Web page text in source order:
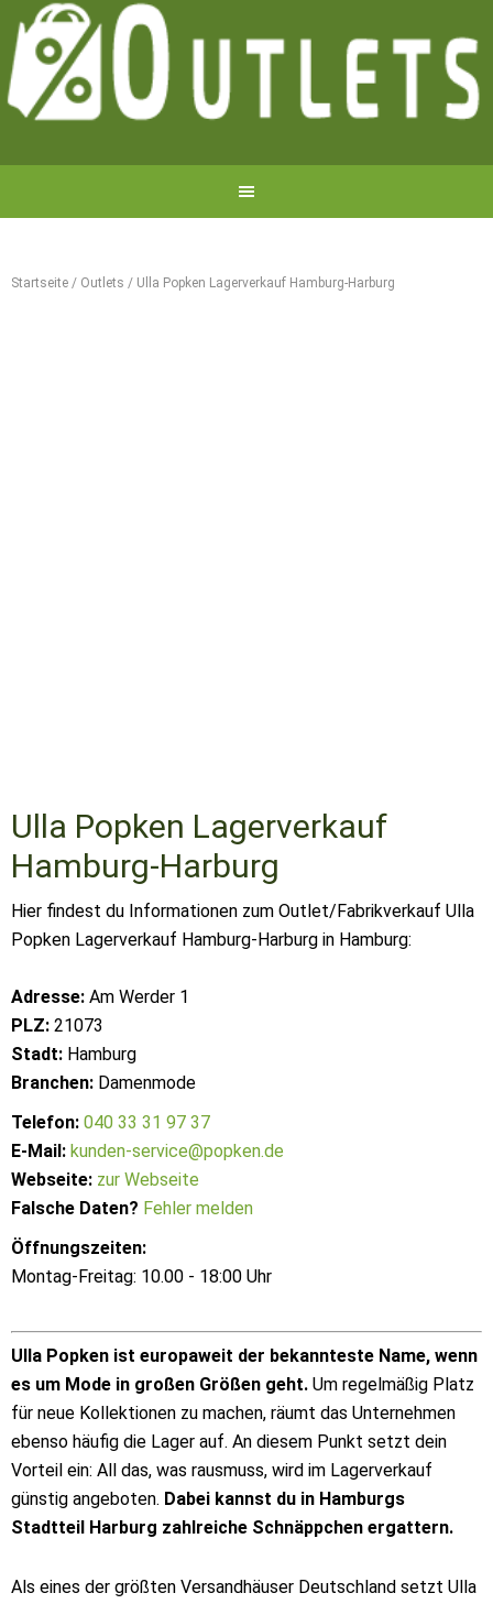
Startseite / Outlets / Ulla Popken Lagerverkauf Hamburg-Harburg
Ulla Popken Lagerverkauf
Hamburg-Harburg
Hier findest du Informationen zum Outlet/Fabrikverkauf Ulla
Popken Lagerverkauf Hamburg-Harburg in Hamburg:
Adresse: Am Werder 1
PLZ: 21073
Stadt: Hamburg
Branchen: Damenmode
Telefon: 040 33 31 97 37
E-Mail: kunden-service@popken.de
Webseite: zur Webseite
Falsche Daten? Fehler melden
Öffnungszeiten:
Montag-Freitag: 10.00 - 18:00 Uhr
Ulla Popken ist europaweit der bekannteste Name, wenn
es um Mode in großen Größen geht. Um regelmäßig Platz
für neue Kollektionen zu machen, räumt das Unternehmen
ebenso häufig die Lager auf. An diesem Punkt setzt dein
Vorteil ein: All das, was rausmuss, wird im Lagerverkauf
günstig angeboten. Dabei kannst du in Hamburgs
Stadtteil Harburg zahlreiche Schnäppchen ergattern.
Als eines der größten Versandhäuser Deutschland setzt Ulla